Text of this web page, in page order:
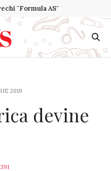
"Formula AS"
2019
devine